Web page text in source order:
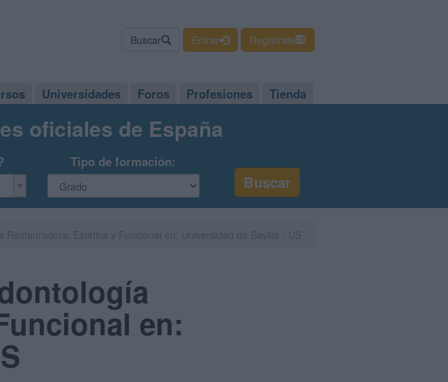
Buscar Entrar Regístrate
Universidades Foros Profesiones Tienda
oficiales de España
Tipo de formación:
en: